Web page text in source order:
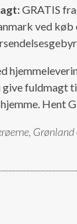
GRATIS
ved køb
give fuldmagt
Hent